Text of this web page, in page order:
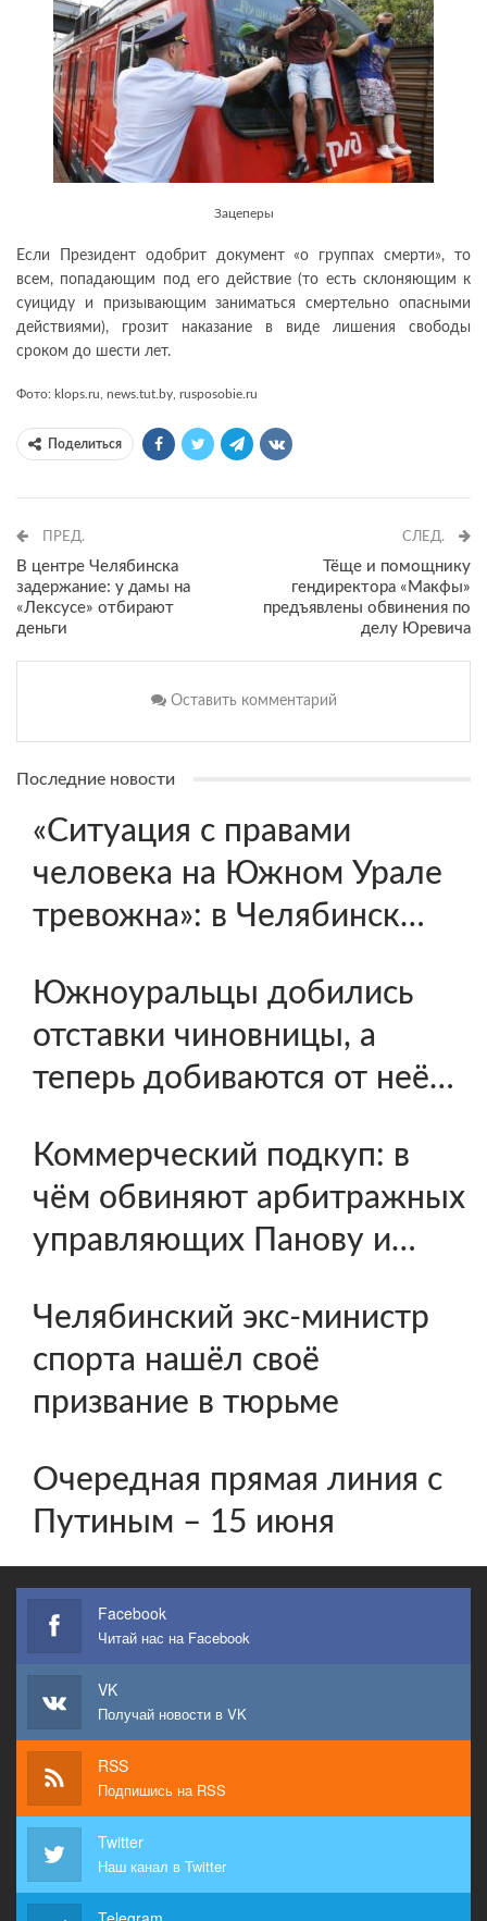
Зацеперы
Если Президент одобрит документ «о группах смерти», то
всем, попадающим под его действие (то есть склоняющим к
суициду и призывающим заниматься смертельно опасными
действиями), грозит наказание в виде лишения свободы
сроком до шести лет.
Фото: klops.ru, news.tut.by, rusposobie.ru
Поделиться
ПРЕД.
В центре Челябинска
задержание: у дамы на
«Лексусе» отбирают
деньги
СЛЕД.
Тёще и помощнику
гендиректора «Макфы»
предъявлены обвинения по
делу Юревича
Оставить комментарий
Последние новости
«Ситуация с правами
человека на Южном Урале
тревожна»: в Челябинск…
Южноуральцы добились
отставки чиновницы, а
теперь добиваются от неё…
Коммерческий подкуп: в
чём обвиняют арбитражных
управляющих Панову и…
Челябинский экс-министр
спорта нашёл своё
призвание в тюрьме
Очередная прямая линия с
Путиным – 15 июня
Facebook
Читай нас на Facebook
VK
Получай новости в VK
RSS
Подпишись на RSS
Twitter
Наш канал в Twitter